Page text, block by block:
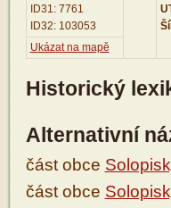
ID31: 7761
ID32: 103053
Ukázat na mapě
Historický
Alternativní
část obce
část obce